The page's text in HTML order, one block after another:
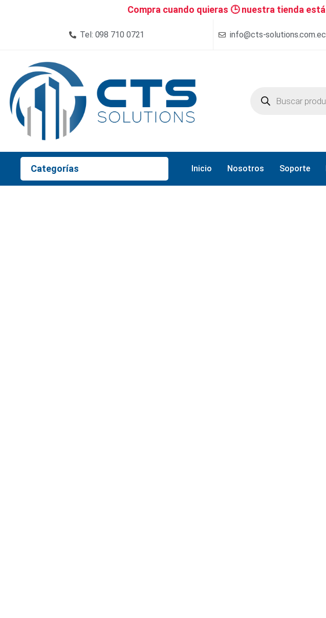
Compra cuando quieras 🕒 nuestra tienda
Tel: 098 710 0721 info@cts-solutions.com.ec
Categorías Inicio Nosotros Soporte